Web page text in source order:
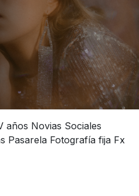
años Novias Sociales
Pasarela Fotografía fija Fx